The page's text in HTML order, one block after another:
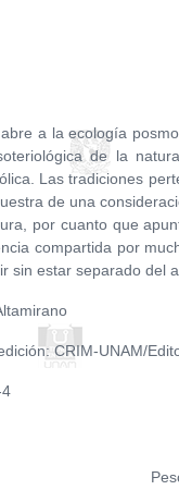
a la ecología
de la
Las tradiciones
de una
por cuanto que
compartida por
sin estar separado del
CRIM-UNAM/